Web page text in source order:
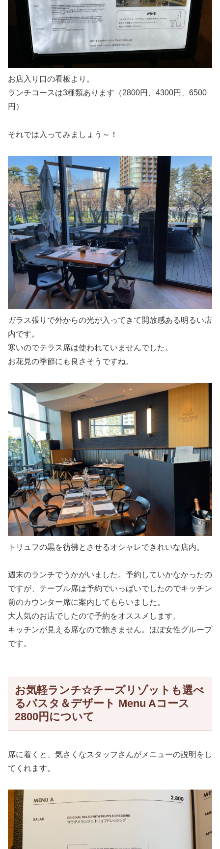
お店入り口の看板より。
ランチコースは3種類あります（2800円、4300円、6500
円）
それでは入ってみましょう～！
ガラス張りで外からの光が入ってきて開放感ある明るい店
内です。
寒いのでテラス席は使われていませんでした。
お花見の季節にも良さそうですね。
トリュフの黒を彷彿とさせるオシャレできれいな店内。
週末のランチでうかがいました。予約していかなかったの
ですが、テーブル席は予約でいっぱいでしたのでキッチン
前のカウンター席に案内してもらいました。
大人気のお店でしたので予約をオススメします。
キッチンが見える席なので飽きません。ほぼ女性グループ
です。
お気軽ランチ☆チーズリゾットも選べ
るパスタ＆デザート Menu Aコース
2800円について
席に着くと、気さくなスタッフさんがメニューの説明をし
てくれます。